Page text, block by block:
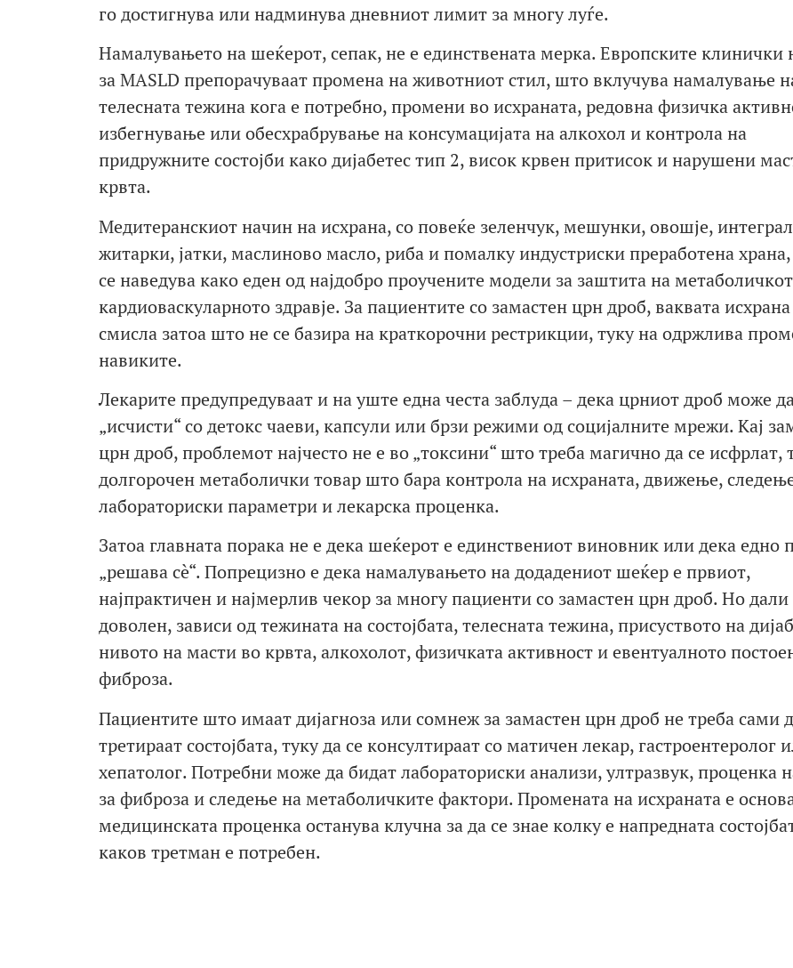
го достигнува или надминува дневниот лимит за многу луѓе.
Намалувањето на шеќерот, сепак, не е единствената мерка. Европските клинички
за MASLD препорачуваат промена на животниот стил, што вклучува намалување
телесната тежина кога е потребно, промени во исхраната, редовна физичка
избегнување или обесхрабрување на консумацијата на алкохол и контрола на
придружните состојби како дијабетес тип 2, висок крвен притисок и нарушени
крвта.
Медитеранскиот начин на исхрана, со повеќе зеленчук, мешунки, овошје,
житарки, јатки, маслиново масло, риба и помалку индустриски преработена храна,
се наведува како еден од најдобро проучените модели за заштита на
кардиоваскуларното здравје. За пациентите со замастен црн дроб, ваквата
смисла затоа што не се базира на краткорочни рестрикции, туку на одржлива
навиките.
Лекарите предупредуваат и на уште една честа заблуда – дека црниот дроб може
„исчисти“ со детокс чаеви, капсули или брзи режими од социјалните мрежи. Кај
црн дроб, проблемот најчесто не е во „токсини“ што треба магично да се исфрлат,
долгорочен метаболички товар што бара контрола на исхраната, движење,
лабораториски параметри и лекарска проценка.
Затоа главната порака не е дека шеќерот е единствениот виновник или дека едно
„решава сè“. Попрецизно е дека намалувањето на додадениот шеќер е првиот,
најпрактичен и најмерлив чекор за многу пациенти со замастен црн дроб. Но дали
доволен, зависи од тежината на состојбата, телесната тежина, присуството на
нивото на масти во крвта, алкохолот, физичката активност и евентуалното
фиброза.
Пациентите што имаат дијагноза или сомнеж за замастен црн дроб не треба сами
третираат состојбата, туку да се консултираат со матичен лекар, гастроентеролог
хепатолог. Потребни може да бидат лабораториски анализи, ултразвук, проценка
за фиброза и следење на метаболичките фактори. Промената на исхраната е
медицинската проценка останува клучна за да се знае колку е напредната
каков третман е потребен.